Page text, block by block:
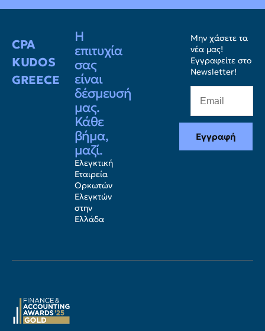
CPA
KUDOS
GREECE
Η
επιτυχία
σας
είναι
δέσμευσή
μας.
Κάθε
βήμα,
μαζί.
Ελεγκτική
Εταιρεία
Ορκωτών
Ελεγκτών
στην
Ελλάδα
Μην χάσετε τα
νέα μας!
Εγγραφείτε στο
Newsletter!
Εγγραφή